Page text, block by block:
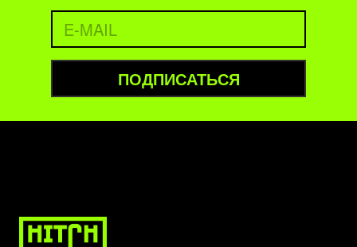
ПОДПИСАТЬСЯ